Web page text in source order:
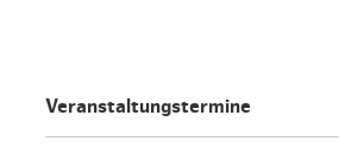
Veranstaltungstermine